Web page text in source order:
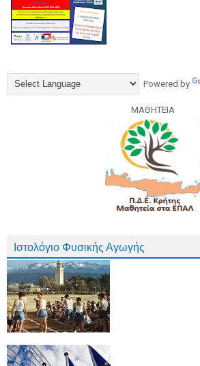
Powered by
ΜΑΘΗΤΕΙΑ
Ιστολόγιο Φυσικής Αγωγής